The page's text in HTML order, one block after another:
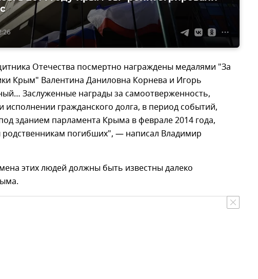
Отечества посмертно награждены медалями "За
Крым" Валентина Даниловна Корнева и Игорь
Заслуженные награды за самоотверженность,
исполнении гражданского долга, в период событий,
зданием парламента Крыма в феврале 2014 года,
родственникам погибших", — написал Владимир
этих людей должны быть известны далеко